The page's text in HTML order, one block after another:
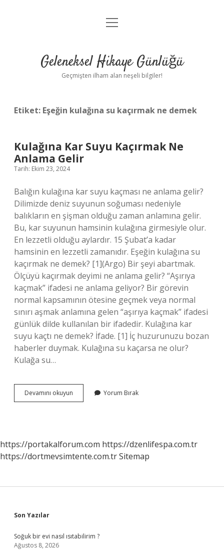
Anasayfa
Yasal Uyarı
menüyü
Geleneksel Hikaye Günlüğü
Geçmişten ilham alan neşeli bilgiler!
Etiket: Eşeğin kulağına su kaçırmak ne demek
Kulağına Kar Suyu Kaçırmak Ne
Anlama Gelir
Tarih: Ekim 23, 2024
Balığın kulağına kar suyu kaçması ne anlama gelir?
Dilimizde deniz suyunun soğuması nedeniyle
balıkların en şişman olduğu zaman anlamına gelir.
Bu, kar suyunun hamsinin kulağına girmesiyle olur.
En lezzetli olduğu aylardır. 15 Şubat’a kadar
hamsinin en lezzetli zamanıdır. Eşeğin kulağına su
kaçırmak ne demek? [1](Argo) Bir şeyi abartmak.
Ölçüyü kaçırmak deyimi ne anlama gelir? “Aşırıya
kaçmak” ifadesi ne anlama geliyor? Bir görevin
normal kapsamının ötesine geçmek veya normal
sınırı aşmak anlamına gelen “aşırıya kaçmak” ifadesi
günlük dilde kullanılan bir ifadedir. Kulağına kar
suyu kaçtı ne demek? İfade. [1] İç huzurunuzu bozan
haberler duymak. Kulağına su kaçarsa ne olur?
Kulağa su…
Devamını okuyun Kulağına
Kar
Gelir
Yorum Bırak
https://portakalforum.com https://dzenlifespa.com.tr
https://dortmevsimtente.com.trSitemap
Sidebar
Son Yazılar
Soğuk bir evi nasıl ısıtabilirim ?
Ağustos 8, 2026